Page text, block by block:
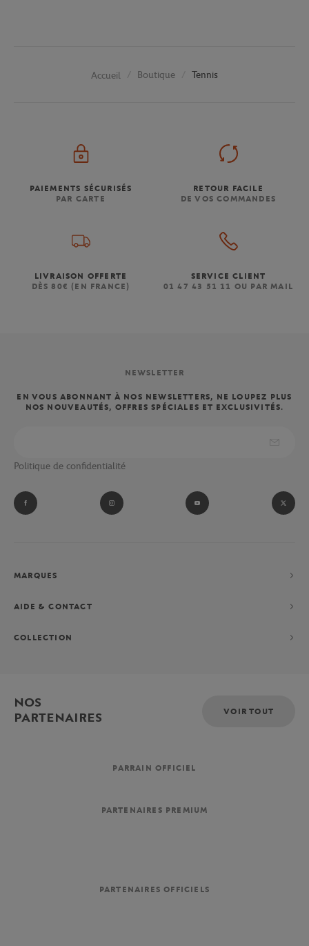
Accueil Boutique Tennis
PAIEMENTS SÉCURISÉS
PAR CARTE
RETOUR FACILE
DE VOS COMMANDES
LIVRAISON OFFERTE
DÈS 80€ (EN FRANCE)
SERVICE CLIENT
01 47 43 51 11 OU PAR MAIL
NEWSLETTER
EN VOUS ABONNANT À NOS NEWSLETTERS, NE LOUPEZ PLUS
NOS NOUVEAUTÉS, OFFRES SPÉCIALES ET EXCLUSIVITÉS.
Politique de confidentialité
MARQUES
AIDE & CONTACT
COLLECTION
NOS
PARTENAIRES
VOIR TOUT
PARRAIN OFFICIEL
PARTENAIRES PREMIUM
PARTENAIRES OFFICIELS